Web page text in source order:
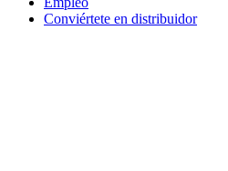
Conviértete en distribuidor